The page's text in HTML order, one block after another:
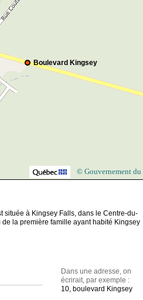
Boulevard Kingsey
© Gouvernement du
située à Kingsey Falls, dans le Centre-du-
la première famille ayant habité Kingsey
Dans une adresse, on
écrirait, par exemple :
10, boulevard Kingsey